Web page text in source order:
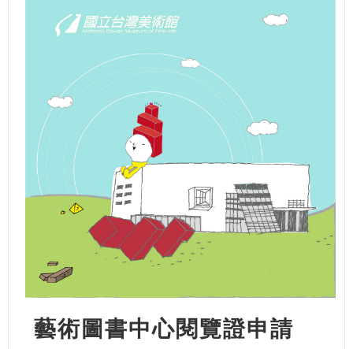
藝術圖書中心閱覽證申請